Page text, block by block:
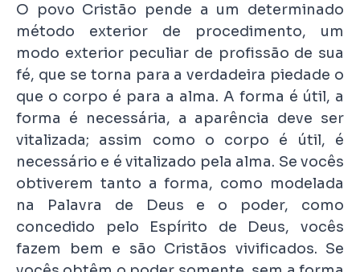
O povo Cristão pende a um determinado
método exterior de procedimento, um
modo exterior peculiar de profissão de sua
fé, que se torna para a verdadeira piedade o
que o corpo é para a alma. A forma é útil, a
forma é necessária, a aparência deve ser
vitalizada; assim como o corpo é útil, é
necessário e é vitalizado pela alma. Se vocês
obtiverem tanto a forma, como modelada
na Palavra de Deus e o poder, como
concedido pelo Espírito de Deus, vocês
fazem bem e são Cristãos vivificados. Se